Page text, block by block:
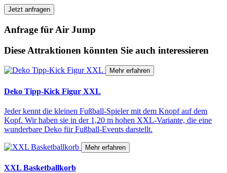
Jetzt anfragen
Anfrage für Air Jump
Diese Attraktionen könnten Sie auch interessieren
Mehr erfahren
Deko Tipp-Kick Figur XXL
Jeder kennt die kleinen Fußball-Spieler mit dem Knopf auf dem
Kopf. Wir haben sie in der 1,20 m hohen XXL-Variante, die eine
wunderbare Deko für Fußball-Events darstellt.
Mehr erfahren
XXL Basketballkorb